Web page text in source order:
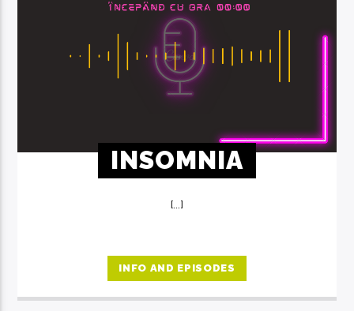
INSOMNIA
[...]
INFO AND EPISODES